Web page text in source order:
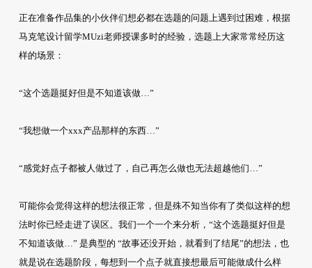
正在准备作品集的小伙伴们想必都在选题的问题上遇到过困难，根据
马克笔设计留学MUzi老师授课多时的经验，选题上大家常常经历这
样的场景：
“这个选题挺好但是不知道该做…”
“我想做一个xxx产品那样的东西…”
“感觉好点子都被人做过了，自己再怎么做也无法超越他们…”
可能你会觉得这样的想法很正常，但是殊不知当你有了类似这样的想
法时你已经走进了误区。我们一个一个来分析，“这个选题挺好但是
不知道该做…” 是典型的 “故事还没开始，就看到了结尾”的想法，也
就是说在选题阶段，每想到一个点子就直接想最后可能做成什么样